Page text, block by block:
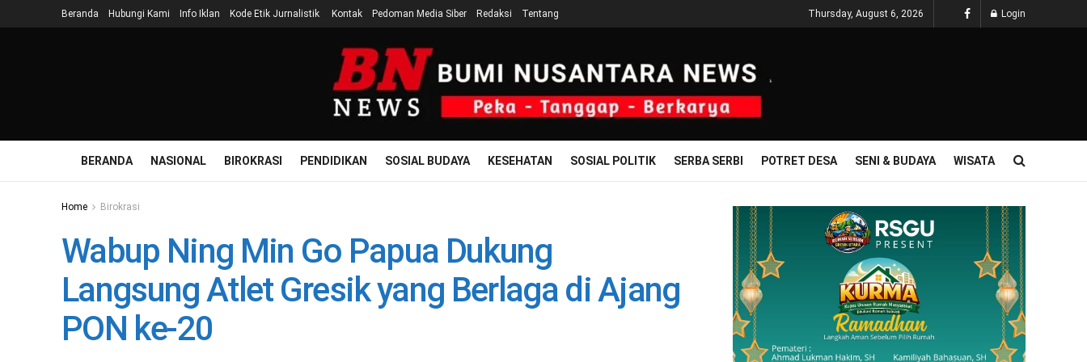
Beranda Hubungi Kami Info Iklan Kode Etik Jurnalistik Kontak Pedoman Media Siber Redaksi Tentang Thursday, August 6, 2026 Login
BERANDA NASIONAL BIROKRASI PENDIDIKAN SOSIAL BUDAYA KESEHATAN SOSIAL POLITIK SERBA SERBI POTRET DESA SENI & BUDAYA WISATA
Home Birokrasi
Wabup Ning Min Go Papua Dukung
Langsung Atlet Gresik yang Berlaga di Ajang
PON ke-20